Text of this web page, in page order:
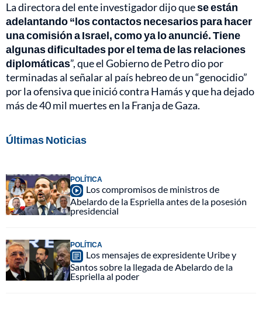
La directora del ente investigador dijo quese están
adelantando “los contactos necesarios para hacer
una comisión a Israel, como ya lo anuncié. Tiene
algunas dificultades por el tema de las relaciones
diplomáticas”, que el Gobierno de Petro dio por
terminadas al señalar al país hebreo de un “genocidio”
por la ofensiva que inició contra Hamás y que ha dejado
más de 40 mil muertes en la Franja de Gaza.
Últimas Noticias
POLÍTICA
Los compromisos de ministros de
Abelardo de la Espriella antes de la posesión
presidencial
POLÍTICA
Los mensajes de expresidente Uribe y
Santos sobre la llegada de Abelardo de la
Espriella al poder